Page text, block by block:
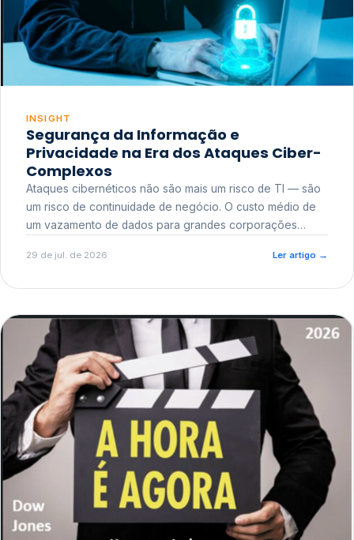
INSIGHT
Segurança da Informação e
Privacidade na Era dos Ataques Ciber-
Complexos
Ataques cibernéticos não são mais um risco de TI — são
um risco de continuidade de negócio. O custo médio de
um vazamento de dados para grandes corporações
reputacional e o risco regulatório junto a órgãos como a
29 de jul. de 2026 Ler artigo →